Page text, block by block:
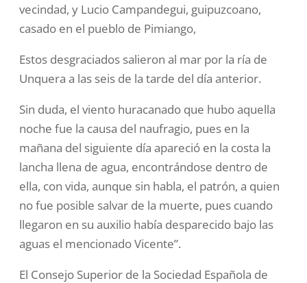
vecindad, y Lucio Campandegui, guipuzcoano,
casado en el pueblo de Pimiango,
Estos desgraciados salieron al mar por la ría de
Unquera a las seis de la tarde del día anterior.
Sin duda, el viento huracanado que hubo aquella
noche fue la causa del naufragio, pues en la
mañana del siguiente día apareció en la costa la
lancha llena de agua, encontrándose dentro de
ella, con vida, aunque sin habla, el patrón, a quien
no fue posible salvar de la muerte, pues cuando
llegaron en su auxilio había desparecido bajo las
aguas el mencionado Vicente”.
El Consejo Superior de la Sociedad Española de